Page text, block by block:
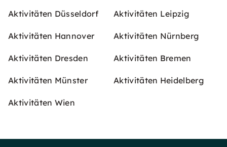
Aktivitäten Düsseldorf Aktivitäten Leipzig
Aktivitäten Hannover Aktivitäten Nürnberg
Aktivitäten Dresden Aktivitäten Bremen
Aktivitäten Münster Aktivitäten Heidelberg
Aktivitäten Wien